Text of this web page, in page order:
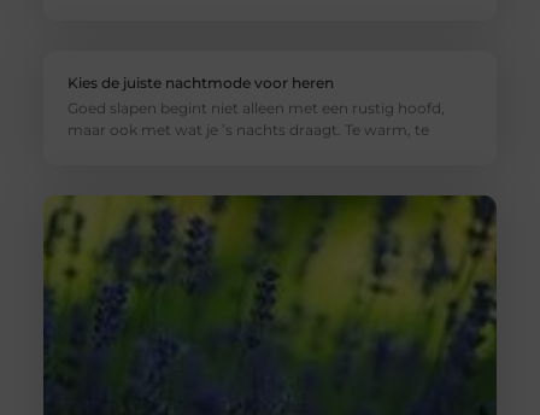
Kies de juiste nachtmode voor heren
Goed slapen begint niet alleen met een rustig hoofd,
maar ook met wat je ’s nachts draagt. Te warm, te